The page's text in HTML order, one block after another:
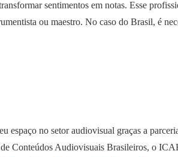
sentimentos em notas. Esse
ou maestro. No caso do Brasil, é
espaço no setor audiovisual graças a
Conteúdos Audiovisuais Brasileiros, o